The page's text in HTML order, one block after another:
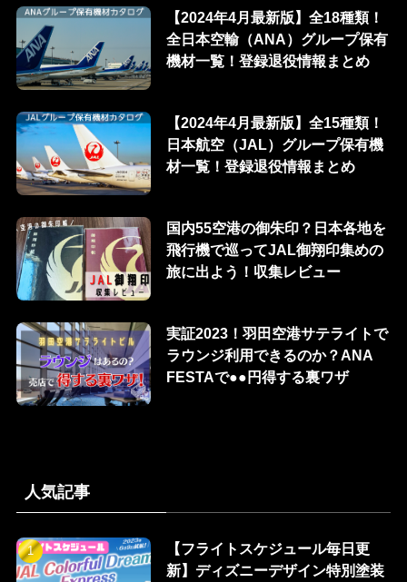
【2024年4月最新版】全18種類！
全日本空輸（ANA）グループ保有
機材一覧！登録退役情報まとめ
【2024年4月最新版】全15種類！
日本航空（JAL）グループ保有機
材一覧！登録退役情報まとめ
国内55空港の御朱印？日本各地を
飛行機で巡ってJAL御翔印集めの
旅に出よう！収集レビュー
実証2023！羽田空港サテライトで
ラウンジ利用できるのか？ANA
FESTAで●●円得する裏ワザ
人気記事
【フライトスケジュール毎日更
新】ディズニーデザイン特別塗装